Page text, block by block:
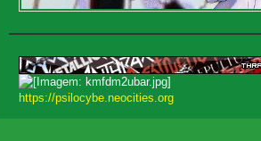
https://psilocybe.neocities.org